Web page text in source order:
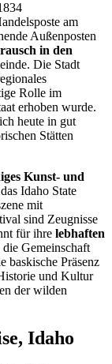
am
Außenposten
in den
Die Stadt
Rolle im
erhoben wurde.
heute in gut
Stätten
Kunst- und
Idaho State
mit
sind Zeugnisse
für ihre lebhaften
die Gemeinschaft
baskische Präsenz
und Kultur
der wilden
Idaho